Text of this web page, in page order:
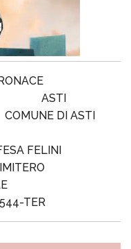
ASTI
COMUNE DI ASTI
FELINI
TER